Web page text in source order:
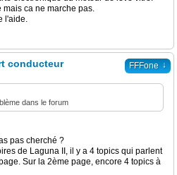
ca ne marche pas.
l'aide.
FFFone ↓
conducteur
dans le forum
pas cherché ?
de Laguna II, il y a 4 topics qui parlent
Sur la 2ème page, encore 4 topics à